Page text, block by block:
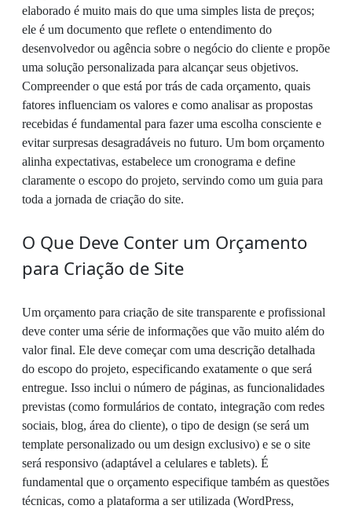
elaborado é muito mais do que uma simples lista de preços;
ele é um documento que reflete o entendimento do
desenvolvedor ou agência sobre o negócio do cliente e propõe
uma solução personalizada para alcançar seus objetivos.
Compreender o que está por trás de cada orçamento, quais
fatores influenciam os valores e como analisar as propostas
recebidas é fundamental para fazer uma escolha consciente e
evitar surpresas desagradáveis no futuro. Um bom orçamento
alinha expectativas, estabelece um cronograma e define
claramente o escopo do projeto, servindo como um guia para
toda a jornada de criação do site.
O Que Deve Conter um Orçamento
para Criação de Site
Um orçamento para criação de site transparente e profissional
deve conter uma série de informações que vão muito além do
valor final. Ele deve começar com uma descrição detalhada
do escopo do projeto, especificando exatamente o que será
entregue. Isso inclui o número de páginas, as funcionalidades
previstas (como formulários de contato, integração com redes
sociais, blog, área do cliente), o tipo de design (se será um
template personalizado ou um design exclusivo) e se o site
será responsivo (adaptável a celulares e tablets). É
fundamental que o orçamento especifique também as questões
técnicas, como a plataforma a ser utilizada (WordPress,